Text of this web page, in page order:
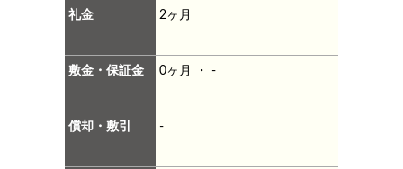
礼金 2ヶ月
敷金・保証金 0ヶ月 ・ -
償却・敷引 -